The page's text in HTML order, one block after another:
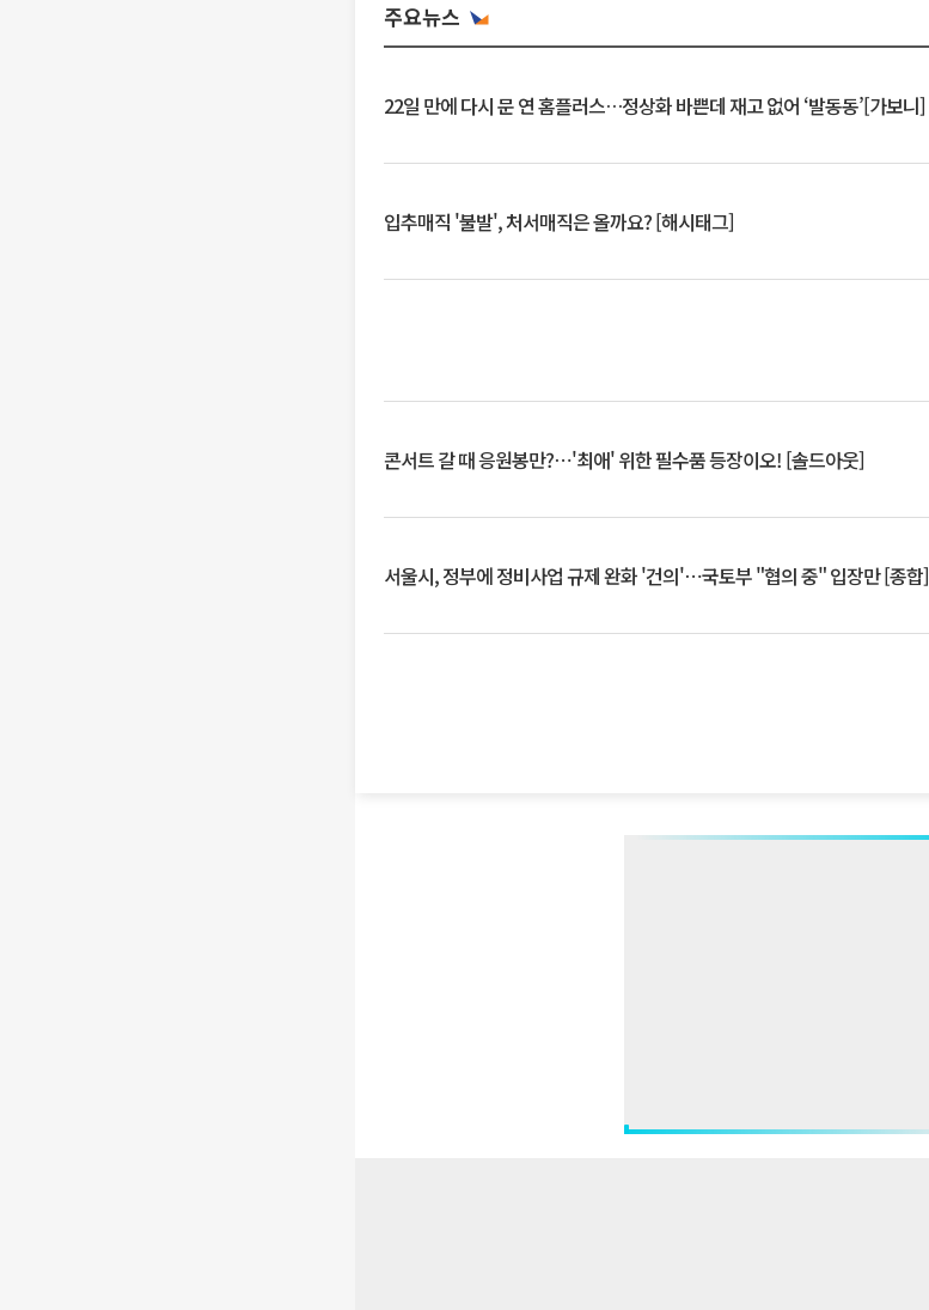
주요뉴스
22일 만에 다시 문 연 홈플러스…정상화 바쁜데 재고 없어 ‘발동동’[가보니]
입추매직 '불발', 처서매직은 올까요? [해시태그]
콘서트 갈 때 응원봉만?⋯'최애' 위한 필수품 등장이오! [솔드아웃]
서울시, 정부에 정비사업 규제 완화 '건의'⋯국토부 "협의 중" 입장만 [종합]